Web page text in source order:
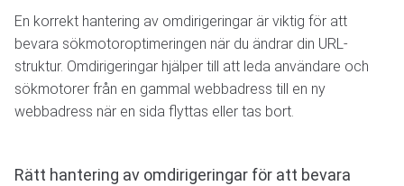
En korrekt hantering av omdirigeringar är viktig för att
bevara sökmotoroptimeringen när du ändrar din URL-
struktur. Omdirigeringar hjälper till att leda användare och
sökmotorer från en gammal webbadress till en ny
webbadress när en sida flyttas eller tas bort.
Rätt hantering av omdirigeringar för att bevara